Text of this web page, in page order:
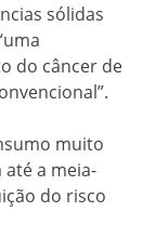
sólidas
do câncer de
muito
a meia-
do risco